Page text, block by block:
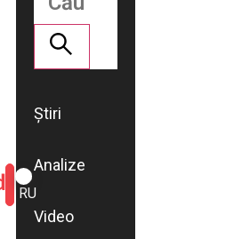
ROMÂNĂ
RU
Știri
Analize
Video